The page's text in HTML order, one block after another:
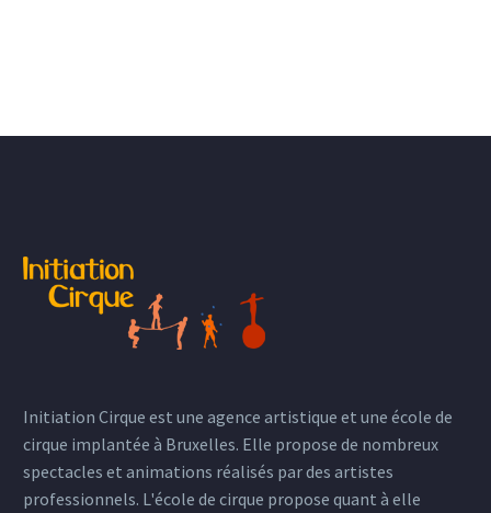
Initiation Cirque est une agence artistique et une école de
cirque implantée à Bruxelles. Elle propose de nombreux
spectacles et animations réalisés par des artistes
professionnels. L'école de cirque propose quant à elle